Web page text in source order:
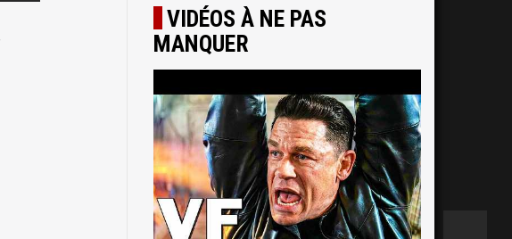
VIDÉOS À NE PAS
MANQUER